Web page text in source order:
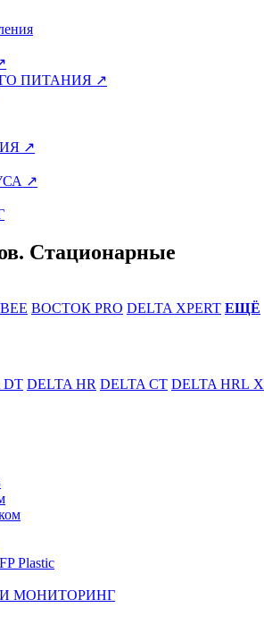
ПИТАНИЯ ↗
↗
↗
Стационарные
ВОСТОК PRO DELTA XPERT ЕЩЁ
DT DELTA HR DELTA CT DELTA HRL Х
Plastic
МОНИТОРИНГ